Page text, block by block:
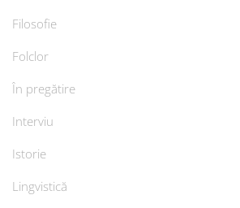
Filosofie
Folclor
În pregătire
Interviu
Istorie
Lingvistică